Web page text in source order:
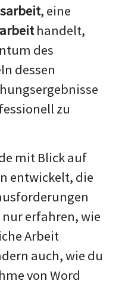
, eine
handelt,
des
dessen
zu
mit Blick auf
entwickelt, die
erfahren, wie
Arbeit
auch, wie du
von Word